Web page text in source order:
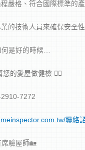
嚴格、符合國際標準的
的技術人員來確保安全性
何是好的時候…
的愛屋做健檢 🕵️‍♂‍
7272
聯絡
驗屋師🏡